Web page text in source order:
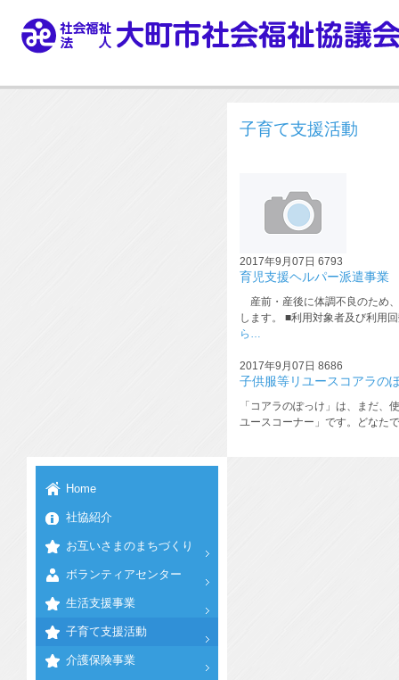
子育て支援活動
2017年9月07日 6793
育児支援ヘルパー派遣事業
産前・産後に体調不良のため
します。 ■利用対象者及び利用
ら…
2017年9月07日 8686
子供服等リユースコアラの
「コアラのぽっけ」は、まだ
ユースコーナー」です。どなた
Home
社協紹介
お互いさまのまちづくり
ボランティアセンター
生活支援事業
子育て支援活動
介護保険事業